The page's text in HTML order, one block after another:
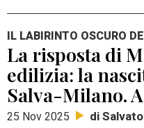
IL LABIRINTO OSCURO
La risposta di
edilizia: la
Salva-Milano.
25 Nov 2025 di